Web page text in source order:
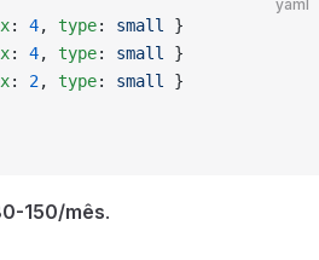
yaml
: 4, type: small
}
: 4, type: small
}
: 2, type: small
}
150/mês.